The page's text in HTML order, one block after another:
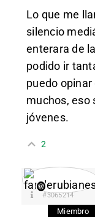
Lo que me
silencio
enterara de
podido ir
puedo
muchos, eso
jóvenes.
2
#3065214
Miembro